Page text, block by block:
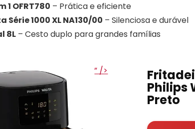
1 OFRT780 – Prática e eficiente
Série 1000 XL NA130/00 – Silenciosa e durável
8L – Cesto duplo para grandes famílias
” />
Philips
Preto